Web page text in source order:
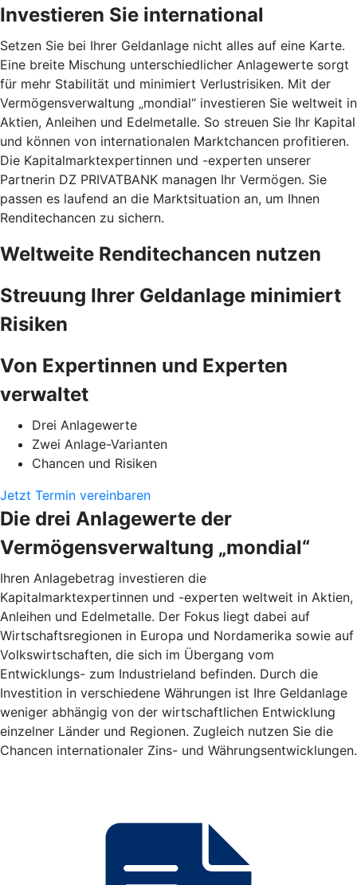
Investieren Sie international
Setzen Sie bei Ihrer Geldanlage nicht alles auf eine Karte.
Eine breite Mischung unterschiedlicher Anlagewerte sorgt
für mehr Stabilität und minimiert Verlustrisiken. Mit der
Vermögensverwaltung „mondial“ investieren Sie weltweit in
Aktien, Anleihen und Edelmetalle. So streuen Sie Ihr Kapital
und können von internationalen Marktchancen profitieren.
Die Kapitalmarktexpertinnen und -experten unserer
Partnerin DZ PRIVATBANK managen Ihr Vermögen. Sie
passen es laufend an die Marktsituation an, um Ihnen
Renditechancen zu sichern.
Weltweite Renditechancen nutzen
Streuung Ihrer Geldanlage minimiert
Risiken
Von Expertinnen und Experten
verwaltet
Drei Anlagewerte
Zwei Anlage-Varianten
Chancen und Risiken
Jetzt Termin vereinbaren
Die drei Anlagewerte der
Vermögensverwaltung „mondial“
Ihren Anlagebetrag investieren die
Kapitalmarktexpertinnen und -experten weltweit in Aktien,
Anleihen und Edelmetalle. Der Fokus liegt dabei auf
Wirtschaftsregionen in Europa und Nordamerika sowie auf
Volkswirtschaften, die sich im Übergang vom
Entwicklungs- zum Industrieland befinden. Durch die
Investition in verschiedene Währungen ist Ihre Geldanlage
weniger abhängig von der wirtschaftlichen Entwicklung
einzelner Länder und Regionen. Zugleich nutzen Sie die
Chancen internationaler Zins- und Währungsentwicklungen.